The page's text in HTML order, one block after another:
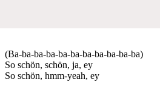
(Ba-ba-ba-ba-ba-ba-ba-ba-ba-ba-ba)
So schön, schön, ja, ey
So schön, hmm-yeah, ey